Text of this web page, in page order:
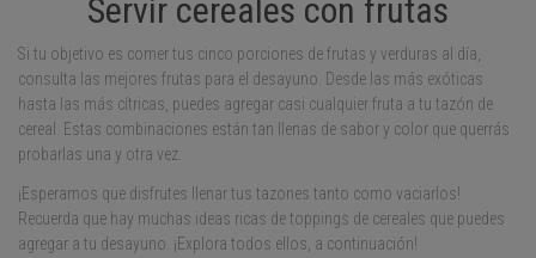
Servir cereales con frutas
Si tu objetivo es comer tus cinco porciones de frutas y verduras al día,
consulta las mejores frutas para el desayuno. Desde las más exóticas
hasta las más cítricas, puedes agregar casi cualquier fruta a tu tazón de
cereal. Estas combinaciones están tan llenas de sabor y color que querrás
probarlas una y otra vez.
¡Esperamos que disfrutes llenar tus tazones tanto como vaciarlos!
Recuerda que hay muchas ideas ricas de toppings de cereales que puedes
agregar a tu desayuno. ¡Explora todos ellos, a continuación!